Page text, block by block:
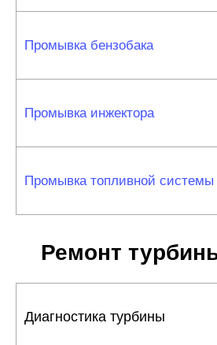
Промывка бензобака
Промывка инжектора
Промывка топливной системы
Ремонт
Диагностика турбины